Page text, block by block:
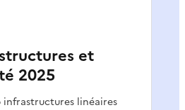
et
2025
infrastructures linéaires